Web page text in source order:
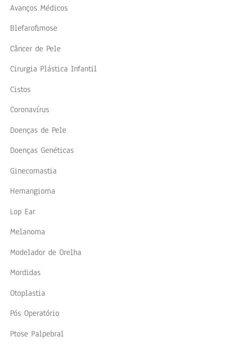
Avanços Médicos
Blefarofimose
Câncer de Pele
Cirurgia Plástica Infantil
Cistos
Coronavírus
Doenças de Pele
Doenças Genéticas
Ginecomastia
Hemangioma
Lop Ear
Melanoma
Modelador de Orelha
Mordidas
Otoplastia
Pós Operatório
Ptose Palpebral